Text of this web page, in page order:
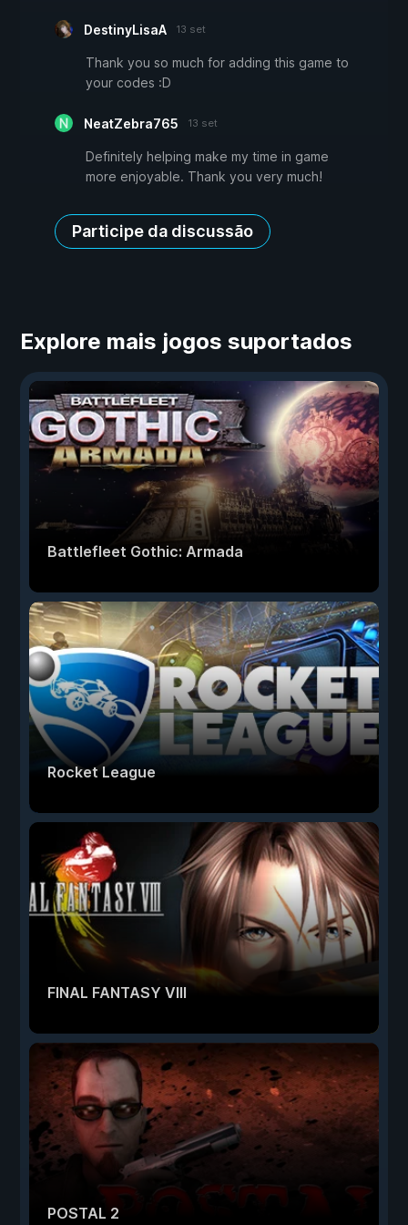
DestinyLisaA 13 set
Thank you so much for adding this game to
your codes :D
NeatZebra765 13 set
Definitely helping make my time in game
more enjoyable. Thank you very much!
Participe da discussão
Explore mais jogos suportados
Battlefleet Gothic: Armada
Rocket League
FINAL FANTASY VIII
POSTAL 2